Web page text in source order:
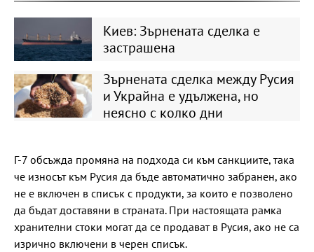
Киев: Зърнената сделка е
застрашена
Зърнената сделка между Русия
и Украйна е удължена, но
неясно с колко дни
Г-7 обсъжда промяна на подхода си към санкциите, така
че износът към Русия да бъде автоматично забранен, ако
не е включен в списък с продукти, за които е позволено
да бъдат доставяни в страната. При настоящата рамка
хранителни стоки могат да се продават в Русия, ако не са
изрично включени в черен списък.